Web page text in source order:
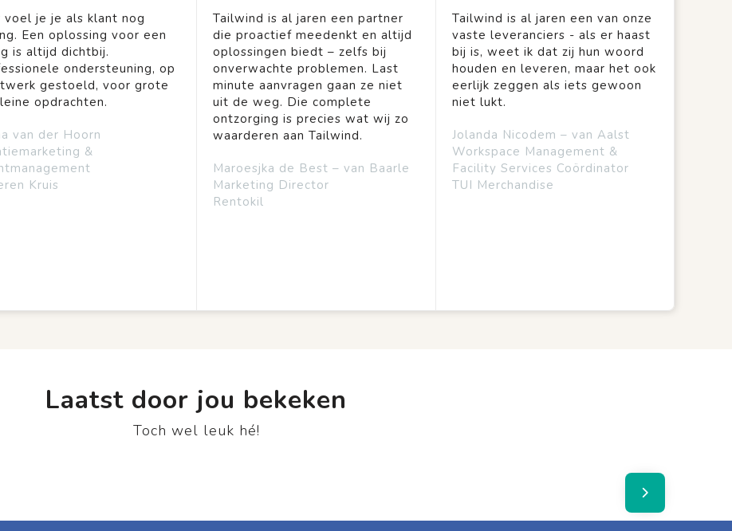
voel je je als klant nog
Een oplossing voor een
is altijd dichtbij.
ondersteuning, op
gestoeld, voor grote
opdrachten.
van der Hoorn
&
Kruis
Tailwind is al jaren een partner
die proactief meedenkt en altijd
oplossingen biedt – zelfs bij
onverwachte problemen. Last
minute aanvragen gaan ze niet
uit de weg. Die complete
ontzorging is precies wat wij zo
waarderen aan Tailwind.
Maroesjka de Best – van Baarle
Marketing Director
Rentokil
Tailwind is al jaren een van onze
vaste leveranciers - als er haast
bij is, weet ik dat zij hun woord
houden en leveren, maar het ook
eerlijk zeggen als iets gewoon
niet lukt.
Jolanda Nicodem – van Aalst
Workspace Management &
Facility Services Coördinator
TUI Merchandise
Laatst door jou bekeken
Toch wel leuk hé!